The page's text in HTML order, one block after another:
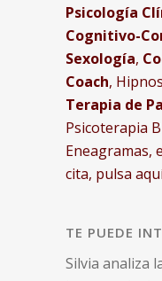
Psicología
Cognitivo-
Sexología,
Coach,
Terapia de
Psicoterapia
Eneagramas,
cita, pulsa
TE PUEDE
Silvia analiza